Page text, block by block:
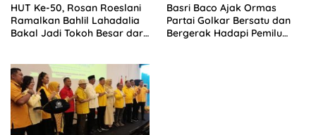
HUT Ke-50, Rosan Roeslani
Ramalkan Bahlil Lahadalia
Bakal Jadi Tokoh Besar dari
Basri Baco Ajak Ormas
Partai Golkar Bersatu dan
Bergerak Hadapi Pemilu